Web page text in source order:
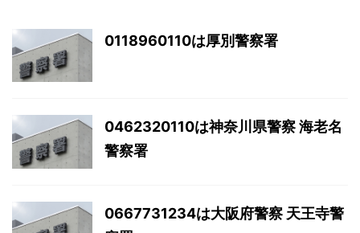
0118960110は厚別警察署
0462320110は神奈川県警察 海老名
警察署
0667731234は大阪府警察 天王寺警